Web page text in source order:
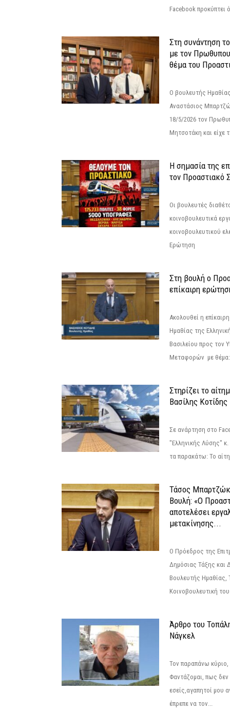
Facebook προκύπτει
Στη συνάντηση
με τον
θέμα του
Ο βουλευτής
Αναστάσιος
18/5/2026 τον
Μητσοτάκη και είχε
Η σημασία της
τον Προαστιακό
Οι βουλευτές
κοινοβουλευτικά
κοινοβουλευτικού
Ερώτηση
Στη βουλή ο
επίκαιρη
Ακολουθεί η
Ημαθίας της
Βασιλείου προς τον
Μεταφορών με θέμα:
Στηρίζει το
Βασίλης Κοτίδης
Σε ανάρτηση στο
"Ελληνικής Λύσης"
τα παρακάτω: Το
Τάσος
Βουλή: «Ο
αποτελέσει
μετακίνησης...
Ο Πρόεδρος της
Δημόσιας Τάξης και
Βουλευτής
Κοινοβουλευτική
Άρθρο του
Νάγκελ
Τον παραπάνω
Φαντάζομαι, πως δεν
εσείς,αγαπητοί μου
έπρεπε να τον...